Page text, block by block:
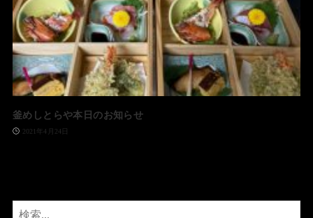
釜めしとらや本日のお知らせ
2021年4月24日